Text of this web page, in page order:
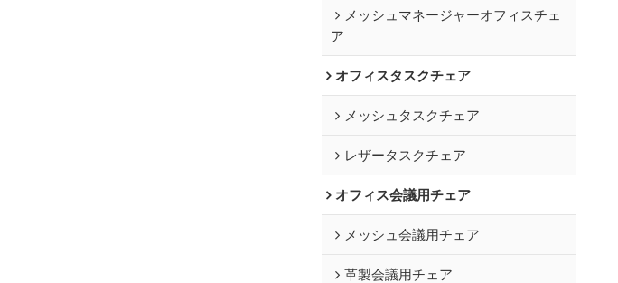
メッシュマネージャーオフィスチェ
ア
オフィスタスクチェア
メッシュタスクチェア
レザータスクチェア
オフィス会議用チェア
メッシュ会議用チェア
革製会議用チェア